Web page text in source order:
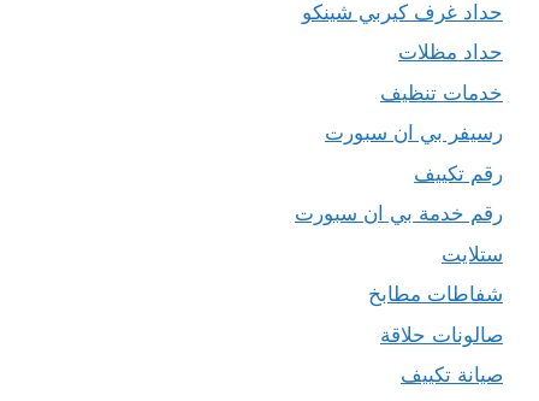
حداد غرف كيربي شينكو
حداد مظلات
خدمات تنظيف
رسيفر بي ان سبورت
رقم تكييف
رقم خدمة بي ان سبورت
ستلايت
شفاطات مطابخ
صالونات حلاقة
صيانة تكييف